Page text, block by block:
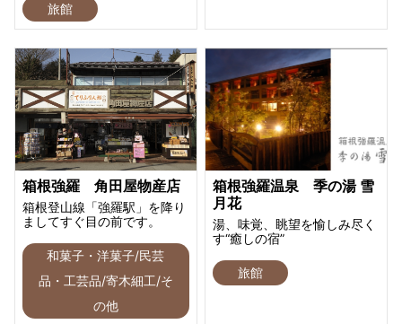
旅館
箱根強羅 角田屋物産店
箱根登山線「強羅駅」を降り
ましてすぐ目の前です。
和菓子・洋菓子/民芸
品・工芸品/寄木細工/そ
の他
箱根強羅温泉 季の湯 雪
月花
湯、味覚、眺望を愉しみ尽く
す“癒しの宿”
旅館